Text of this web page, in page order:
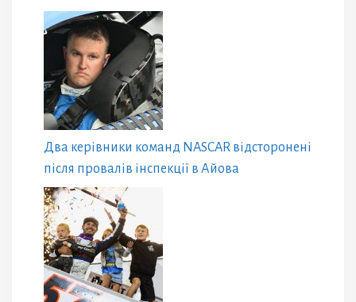
Два керівники команд NASCAR відсторонені
після провалів інспекції в Айова